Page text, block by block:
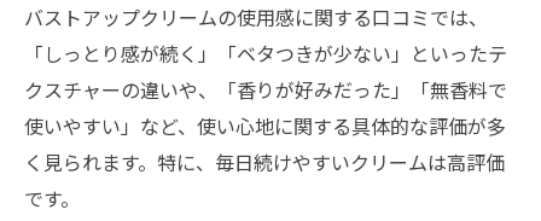
バストアップクリームの使用感に関する口コミでは、
「しっとり感が続く」「ベタつきが少ない」といったテ
クスチャーの違いや、「香りが好みだった」「無香料で
使いやすい」など、使い心地に関する具体的な評価が多
く見られます。特に、毎日続けやすいクリームは高評価
です。